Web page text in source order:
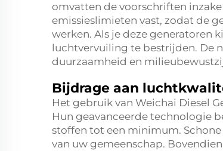
omvatten de voorschriften inzake
emissieslimieten vast, zodat de
werken. Als je deze generatoren
luchtvervuiling te bestrijden. De
duurzaamheid en
Bijdrage aan
Het gebruik van Weichai Diesel
Hun geavanceerde technologie
stoffen tot een minimum.
van uw gemeenschap.